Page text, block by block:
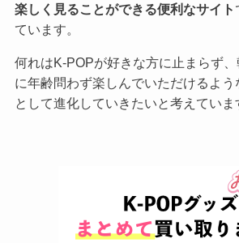
楽しく見ることができる便利なサイト
ています。
何れはK-POPが好きな方に止まらず
に年齢問わず楽しんでいただけるよう
として進化していきたいと考えていま